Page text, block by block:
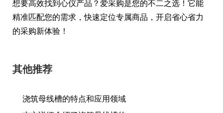
想要高效找到心仪产品？爱采购是您的不二之选！它能
精准匹配您的需求，快速定位专属商品，开启省心省力
的采购新体验！
其他推荐
浇筑母线槽的特点和应用领域